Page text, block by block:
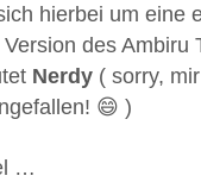
hierbei um eine
des Ambiru
Nerdy ( sorry,
😄 )
…